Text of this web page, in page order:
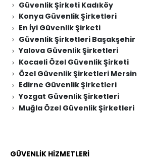
Güvenlik Şirketi Kadıköy
Konya Güvenlik Şirketleri
En İyi Güvenlik Şirketi
Güvenlik Şirketleri Başakşehir
Yalova Güvenlik Şirketleri
Kocaeli Özel Güvenlik Şirketi
Özel Güvenlik Şirketleri Mersin
Edirne Güvenlik Şirketleri
Yozgat Güvenlik Şirketleri
Muğla Özel Güvenlik Şirketleri
GÜVENLİK HİZMETLERİ